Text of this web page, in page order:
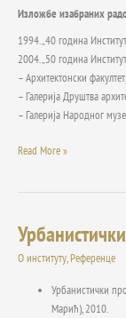
Изложбе изабраних
1994. „40 година
2004. „50 година
– Архитектонски
– Галерија Друштва
– Галерија Народног
Read More »
О институту,Референце
Урбанистички
Марић), 2010.
Урбанистички
планови
и
пројекти